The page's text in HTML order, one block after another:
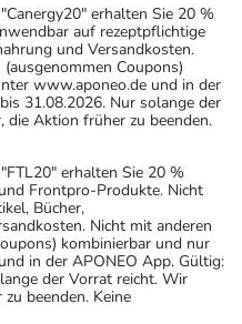
Verfallsdatum bezieht
Monats.
erhalten Sie 20 %
auf rezeptpflichtige
und Versandkosten.
Coupons)
www.aponeo.de und in der
31.08.2026. Nur solange der
Aktion früher zu beenden.
erhalten Sie 20 %
Frontpro-Produkte. Nicht
Bücher,
Nicht mit anderen
kombinierbar und nur
in der APONEO App. Gültig:
der Vorrat reicht. Wir
beenden. Keine